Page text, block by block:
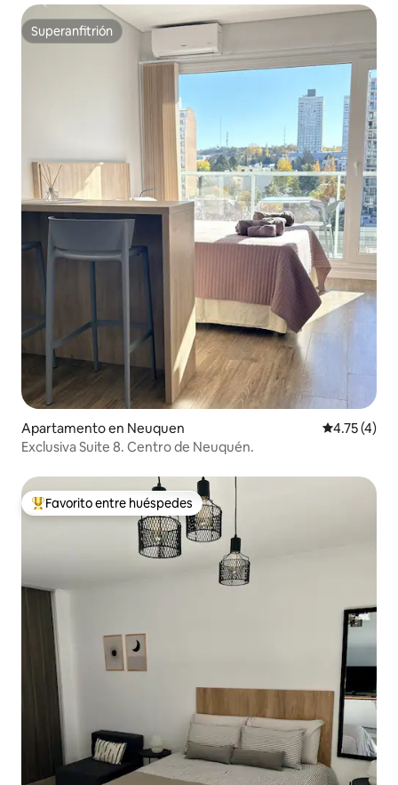
Superanfitrión
Superanfitrión
Apartamento en Neuquen Calificación
4.75 (4)
Exclusiva Suite 8. Centro de Neuquén.
Favorito entre huéspedes preferido
Favorito entre huéspedes